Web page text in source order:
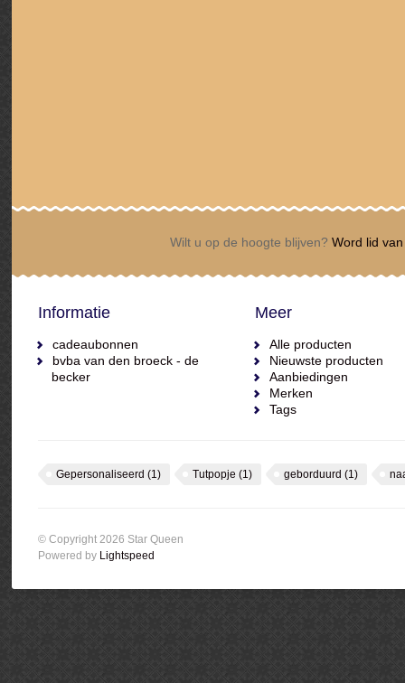
Wilt u op de hoogte blijven? Word lid
Informatie
cadeaubonnen
bvba van den broeck - de
becker
Meer
Alle producten
Nieuwste producten
Aanbiedingen
Merken
Tags
Gepersonaliseerd (1) Tutpopje (1) geborduurd (1)
© Copyright 2026 Star Queen
Powered by Lightspeed